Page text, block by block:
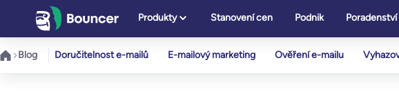
Přeskočit
obsah
Produkty Stanovení cen Podnik
Blog Doručitelnost e-mailů E-mailový marketing Ověření e-mailu